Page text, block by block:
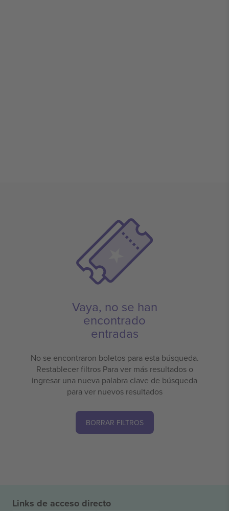
Vaya, no se han
encontrado
entradas
No se encontraron boletos para esta búsqueda.
Restablecer filtros Para ver más resultados o
ingresar una nueva palabra clave de búsqueda
para ver nuevos resultados
BORRAR FILTROS
Links de acceso directo